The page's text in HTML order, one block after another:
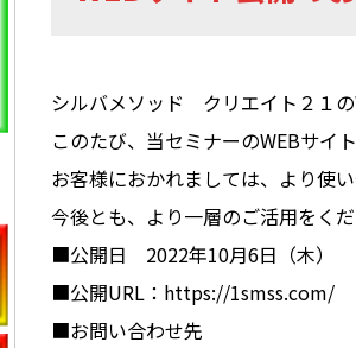
シルバメソッド クリエイト２１の
このたび、当セミナーのWEBサイ
お客様におかれましては、より使
今後とも、より一層のご活用をく
■公開日 2022年10月6日（木）
■公開URL：https://1smss.com/
■お問い合わせ先